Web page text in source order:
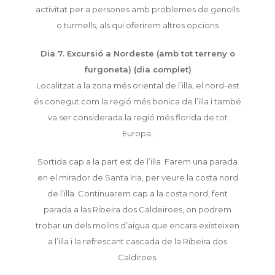
activitat per a persones amb problemes de genolls
o turmells, als qui oferirem altres opcions
Dia 7. Excursió a Nordeste (amb tot terreny o
furgoneta) (dia complet)
Localitzat a la zona més oriental de l’illa, el nord-est
és conegut com la regió més bonica de l’illa i també
va ser considerada la regió més florida de tot
Europa.
Sortida cap a la part est de l’illa. Farem una parada
en el mirador de Santa Iria, per veure la costa nord
de l’illa. Continuarem cap a la costa nord, fent
parada a las Ribeira dos Caldeiroes, on podrem
trobar un dels molins d’aigua que encara existeixen
a l’illa i la refrescant cascada de la Ribeira dos
Caldiroes.